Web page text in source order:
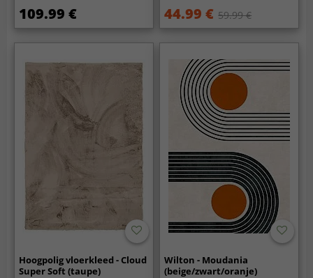
109.99 € 44.99 € 59.99 €
Hoogpolig vloerkleed - Cloud
Super Soft (taupe)
Wilton - Moudania
(beige/zwart/oranje)